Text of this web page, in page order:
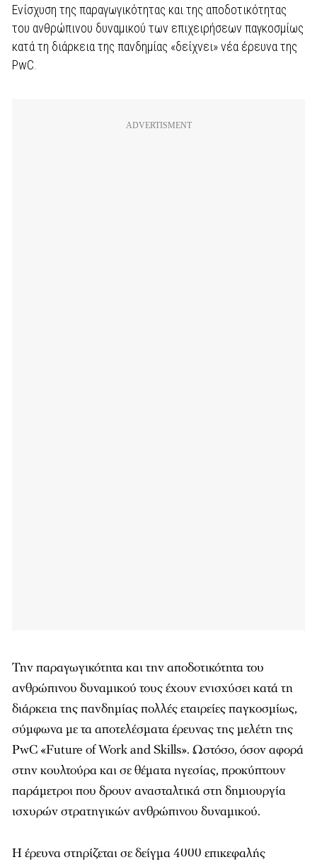
Ενίσχυση της παραγωγικότητας και της αποδοτικότητας
του ανθρώπινου δυναμικού των επιχειρήσεων παγκοσμίως
κατά τη διάρκεια της πανδημίας «δείχνει» νέα έρευνα της
PwC.
Την παραγωγικότητα και την αποδοτικότητα του
ανθρώπινου δυναμικού τους έχουν ενισχύσει κατά τη
διάρκεια της πανδημίας πολλές εταιρείες παγκοσμίως,
σύμφωνα με τα αποτελέσματα έρευνας της μελέτη της
PwC «Future of Work and Skills». Ωστόσο, όσον αφορά
στην κουλτούρα και σε θέματα ηγεσίας, προκύπτουν
παράμετροι που δρουν ανασταλτικά στη δημιουργία
ισχυρών στρατηγικών ανθρώπινου δυναμικού.
Η έρευνα στηρίζεται σε δείγμα 4000 επικεφαλής